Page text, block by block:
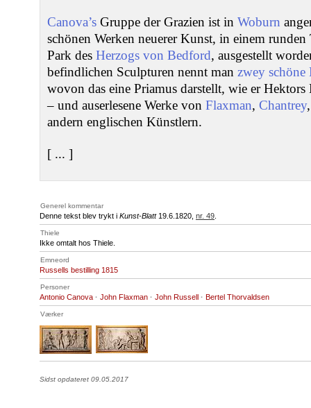
Canova’s Gruppe der Grazien ist in Woburn
schönen Werken neuerer Kunst, in einem
Park des Herzogs von Bedford, ausgestellt
befindlichen Sculpturen nennt man zwey schöne
wovon das eine Priamus darstellt, wie er
– und auserlesene Werke von Flaxman, Chantrey
andern englischen Künstlern.
[ ... ]
Generel kommentar
Denne tekst blev trykt i Kunst-Blatt19.6.1820, nr. 49
Thiele
Ikke omtalt hos Thiele.
Emneord
Russells bestilling 1815
Personer
Antonio Canova · John Flaxman · John Russell · Bertel Thorvaldsen
Værker
Sidst opdateret 09.05.2017